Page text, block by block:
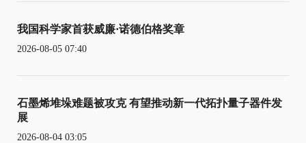
我国科学家首获威廉·诺德伯格奖章
2026-08-05 07:40
石墨烯堆垛难题被攻克 有望推动新一代拓扑量子器件发
展
2026-08-04 03:05